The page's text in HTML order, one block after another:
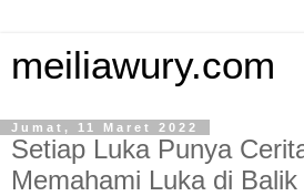
meiliawury.com
Jumat, 11 Maret 2022
Setiap Luka Punya
Memahami Luka di